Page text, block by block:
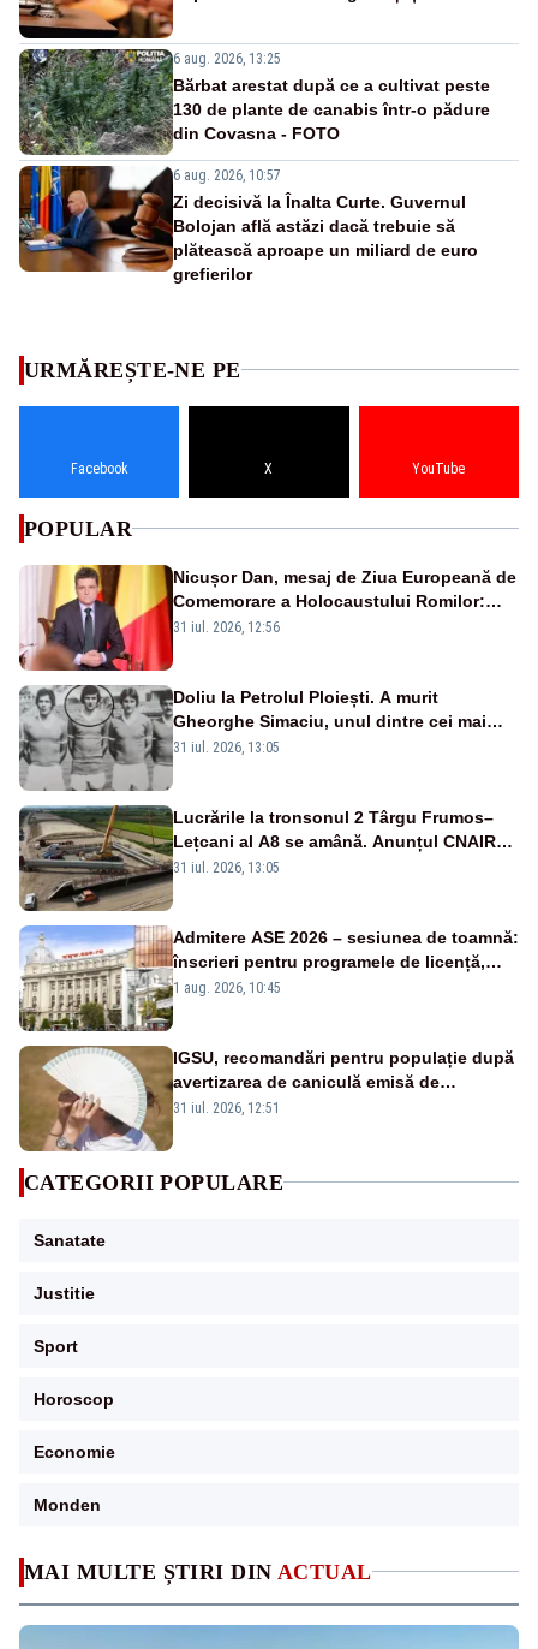
6 aug. 2026, 13:25
Bărbat arestat după ce a cultivat peste
130 de plante de canabis într-o pădure
din Covasna - FOTO
6 aug. 2026, 10:57
Zi decisivă la Înalta Curte. Guvernul
Bolojan află astăzi dacă trebuie să
plătească aproape un miliard de euro
grefierilor
MAI MULTE ȘTIRI DIN ACTUAL
URMĂREȘTE-NE PE
Facebook X YouTube
POPULAR
Nicușor Dan, mesaj de Ziua Europeană de
Comemorare a Holocaustului Romilor:
„Avem datoria să păstrăm vie memoria
31 iul. 2026, 12:56
Doliu la Petrolul Ploiești. A murit
Gheorghe Simaciu, unul dintre cei mai
mari golgheteri din istoria clubului
31 iul. 2026, 13:05
Lucrările la tronsonul 2 Târgu Frumos–
Lețcani al A8 se amână. Anunțul CNAIR
privind atribuirea contractului
31 iul. 2026, 13:05
Admitere ASE 2026 – sesiunea de toamnă:
înscrieri pentru programele de licență,
masterat și doctorat
1 aug. 2026, 10:45
IGSU, recomandări pentru populație după
avertizarea de caniculă emisă de
meteorologi
31 iul. 2026, 12:51
CATEGORII POPULARE
Sanatate
Justitie
Sport
Horoscop
Economie
Monden